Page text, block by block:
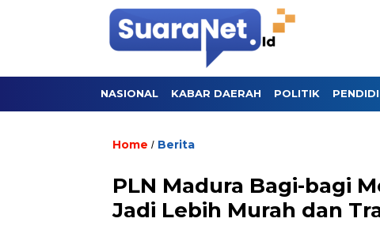
NASIONAL KABAR DAERAH POLITIK
Home / Berita
PLN Madura Bagi-bagi
Jadi Lebih Murah dan